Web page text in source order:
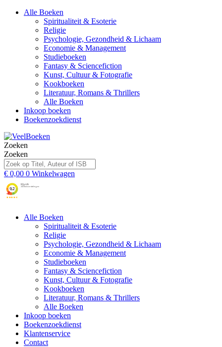
Alle Boeken
Spiritualiteit & Esoterie
Religie
Psychologie, Gezondheid & Lichaam
Economie & Management
Studieboeken
Fantasy & Sciencefiction
Kunst, Cultuur & Fotografie
Kookboeken
Literatuur, Romans & Thrillers
Alle Boeken
Inkoop boeken
Boekenzoekdienst
Zoeken
Zoeken
€ 0,00 0 Winkelwagen
Alle Boeken
Spiritualiteit & Esoterie
Religie
Psychologie, Gezondheid & Lichaam
Economie & Management
Studieboeken
Fantasy & Sciencefiction
Kunst, Cultuur & Fotografie
Kookboeken
Literatuur, Romans & Thrillers
Alle Boeken
Inkoop boeken
Boekenzoekdienst
Klantenservice
Contact